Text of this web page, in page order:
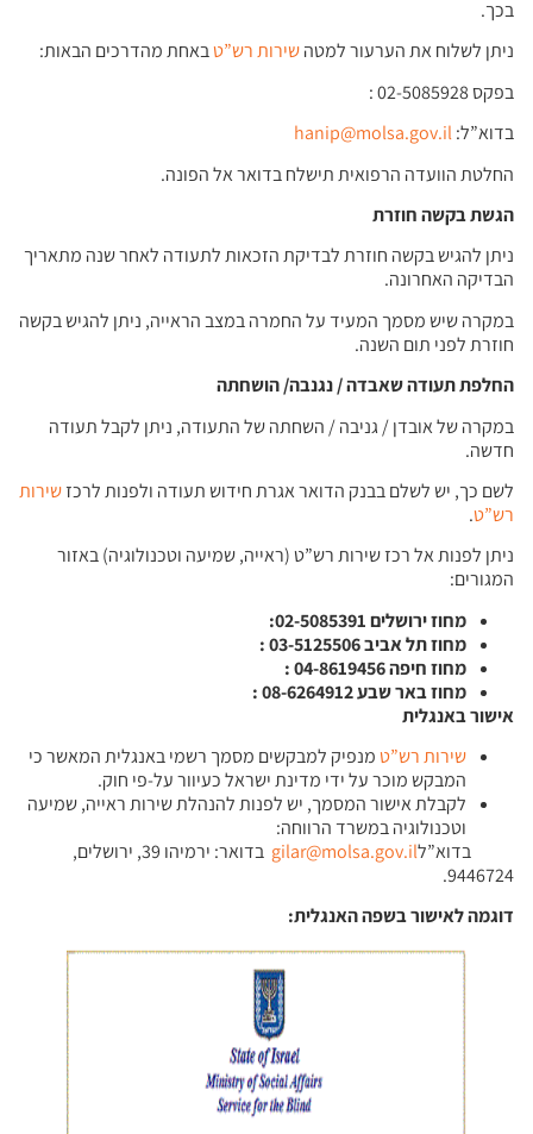
בכך.
ניתן לשלוח את הערעור למטהשירות רש”טבאחת מהדרכים הבאות:
בפקס 02-5085928 :
בדוא”ל:hanip@molsa.gov.il
החלטת הוועדה הרפואית תישלח בדואר אל הפונה.
הגשת בקשה חוזרת
ניתן להגיש בקשה חוזרת לבדיקת הזכאות לתעודה לאחר שנה מתאריך
הבדיקה האחרונה.
במקרה שיש מסמך המעיד על החמרה במצב הראייה, ניתן להגיש בקשה
חוזרת לפני תום השנה.
החלפת תעודה שאבדה / נגנבה/ הושחתה
במקרה של אובדן / גניבה / השחתה של התעודה, ניתן לקבל תעודה
חדשה.
לשם כך, יש לשלם בבנק הדואר אגרת חידוש תעודה ולפנות לרכזשירות
רש”ט.
ניתן לפנות אל רכז שירות רש”ט (ראייה, שמיעה וטכנולוגיה) באזור
המגורים:
מחוז ירושלים
מחוז תל אביב
מחוז חיפה
מחוז באר שבע
אישור באנגלית
שירות רש”טמנפיק למבקשים מסמך רשמי באנגלית המאשר כי
המבקש מוכר על ידי מדינת ישראל כעיוור על-פי חוק.
לקבלת אישור המסמך, יש לפנות להנהלת שירות ראייה, שמיעה
וטכנולוגיה במשרד הרווחה:
בדוא”לgilar@molsa.gov.il
בדואר: ירמיהו 39, ירושלים,
9446724.
דוגמה לאישור בשפה האנגלית: